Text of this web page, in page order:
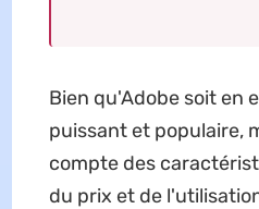
Bien qu'Adobe soit en
puissant et populaire,
compte des
du prix et de